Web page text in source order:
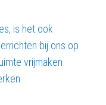
is het ook
bij ons op
vrijmaken